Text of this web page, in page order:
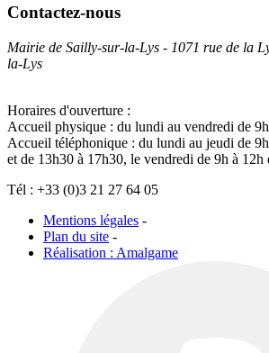
Contactez-nous
Mairie de Sailly-sur-la-Lys - 1071 rue de la
la-Lys
Horaires d'ouverture :
Accueil physique : du lundi au vendredi de
Accueil téléphonique : du lundi au jeudi de
et de 13h30 à 17h30, le vendredi de 9h à 12h
Tél : +33 (0)3 21 27 64 05
Mentions légales -
Plan du site -
Réalisation : Amalgame